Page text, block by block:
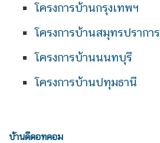
โครงการบ้านกรุงเทพฯ
โครงการบ้านสมุทรปราการ
โครงการบ้านนนทบุรี
โครงการบ้านปทุมธานี
บ้านดีดอทคอม